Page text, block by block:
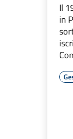
Il
in